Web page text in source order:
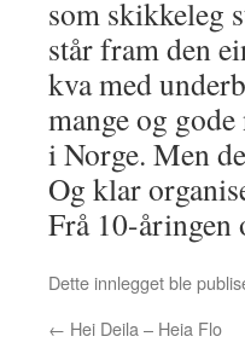
som skikkeleg
står fram den
kva med
mange og
i Norge. Men
Og klar
Frå 10-åringen
Dette innlegget ble
← Hei Deila – Heia Flo